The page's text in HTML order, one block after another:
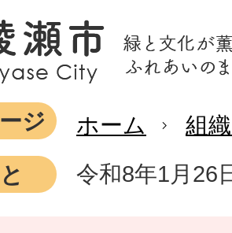
ジ ホーム
組
令和8年1月26